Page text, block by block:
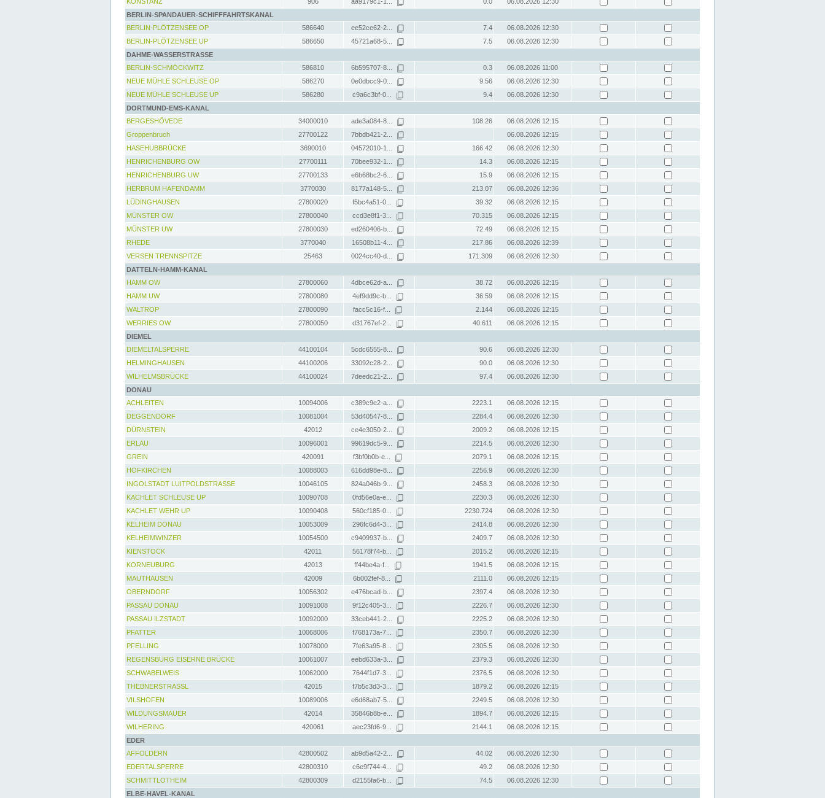
BERLIN-SPANDAUER-SCHIFFFAHRTSKANAL
BERLIN-PLÖTZENSEE OP
586640 ee52ce62-2... 7.4
06.08.2026 12:30
BERLIN-PLÖTZENSEE UP
586650 45721a68-5... 7.5
06.08.2026 12:30
DAHME-WASSERSTRASSE
BERLIN-SCHMÖCKWITZ
586810 6b595707-8... 0.3
06.08.2026 11:00
NEUE MÜHLE SCHLEUSE OP
586270 0e0dbcc9-0... 9.56
06.08.2026 12:30
NEUE MÜHLE SCHLEUSE UP
586280 c9a6c3bf-0... 9.4
06.08.2026 12:30
DORTMUND-EMS-KANAL
BERGESHÖVEDE
34000010 ade3a084-8... 108.26
06.08.2026 12:15
Groppenbruch
27700122 7bbdb421-2...
06.08.2026 12:15
HASEHUBBRÜCKE
3690010 04572010-1... 166.42
06.08.2026 12:30
HENRICHENBURG OW
27700111 70bee932-1... 14.3
06.08.2026 12:15
HENRICHENBURG UW
27700133 e6b68bc2-6... 15.9
06.08.2026 12:15
HERBRUM HAFENDAMM
3770030 8177a148-5... 213.07
06.08.2026 12:36
LÜDINGHAUSEN
27800020 f5bc4a51-0... 39.32
06.08.2026 12:15
MÜNSTER OW
27800040 ccd3e8f1-3... 70.315
06.08.2026 12:15
MÜNSTER UW
27800030 ed260406-b... 72.49
06.08.2026 12:15
RHEDE
3770040 16508b11-4... 217.86
06.08.2026 12:39
VERSEN TRENNSPITZE
25463 0024cc40-d... 171.309
06.08.2026 12:30
DATTELN-HAMM-KANAL
HAMM OW
27800060 4dbce62d-a... 38.72
06.08.2026 12:15
HAMM UW
27800080 4ef9dd9c-b... 36.59
06.08.2026 12:15
WALTROP
27800090 facc5c16-f... 2.144
06.08.2026 12:15
WERRIES OW
27800050 d31767ef-2... 40.611
06.08.2026 12:15
DIEMEL
DIEMELTALSPERRE
44100104 5cdc6555-8... 90.6
06.08.2026 12:30
HELMINGHAUSEN
44100206 33092c28-2... 90.0
06.08.2026 12:30
WILHELMSBRÜCKE
44100024 7deedc21-2... 97.4
06.08.2026 12:30
DONAU
ACHLEITEN
10094006 c389c9e2-a... 2223.1
06.08.2026 12:15
DEGGENDORF
10081004 53d40547-8... 2284.4
06.08.2026 12:30
DÜRNSTEIN
42012 ce4e3050-2... 2009.2
06.08.2026 12:15
ERLAU
10096001 99619dc5-9... 2214.5
06.08.2026 12:30
GREIN
420091 f3bf0b0b-e... 2079.1
06.08.2026 12:15
HOFKIRCHEN
10088003 616dd98e-8... 2256.9
06.08.2026 12:30
INGOLSTADT LUITPOLDSTRASSE
10046105 824a046b-9... 2458.3
06.08.2026 12:30
KACHLET SCHLEUSE UP
10090708 0fd56e0a-e... 2230.3
06.08.2026 12:30
KACHLET WEHR UP
10090408 560cf185-0... 2230.724
06.08.2026 12:30
KELHEIM DONAU
10053009 296fc6d4-3... 2414.8
06.08.2026 12:30
KELHEIMWINZER
10054500 c9409937-b... 2409.7
06.08.2026 12:30
KIENSTOCK
42011 56178f74-b... 2015.2
06.08.2026 12:15
KORNEUBURG
42013 ff44be4a-f... 1941.5
06.08.2026 12:15
MAUTHAUSEN
42009 6b002fef-8... 2111.0
06.08.2026 12:15
OBERNDORF
10056302 e476bcad-b... 2397.4
06.08.2026 12:30
PASSAU DONAU
10091008 9f12c405-3... 2226.7
06.08.2026 12:30
PASSAU ILZSTADT
10092000 33ceb441-2... 2225.2
06.08.2026 12:30
PFATTER
10068006 f768173a-7... 2350.7
06.08.2026 12:30
PFELLING
10078000 7fe63a95-8... 2305.5
06.08.2026 12:30
REGENSBURG EISERNE BRÜCKE
10061007 eebd633a-3... 2379.3
06.08.2026 12:30
SCHWABELWEIS
10062000 7644f1d7-3... 2376.5
06.08.2026 12:30
THEBNERSTRASSL
42015 f7b5c3d3-3... 1879.2
06.08.2026 12:15
VILSHOFEN
10089006 e6d68ab7-5... 2249.5
06.08.2026 12:30
WILDUNGSMAUER
42014 35846b8b-e... 1894.7
06.08.2026 12:15
WILHERING
420061 aec23fd6-9... 2144.1
06.08.2026 12:15
EDER
AFFOLDERN
42800502 ab9d5a42-2... 44.02
06.08.2026 12:30
EDERTALSPERRE
42800310 c6e9f744-4... 49.2
06.08.2026 12:30
SCHMITTLOTHEIM
42800309 d2155fa6-b... 74.5
06.08.2026 12:30
ELBE-HAVEL-KANAL